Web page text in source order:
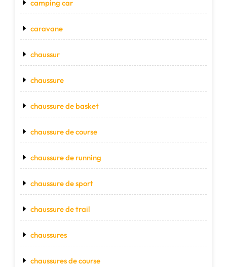
camping car
caravane
chaussur
chaussure
chaussure de basket
chaussure de course
chaussure de running
chaussure de sport
chaussure de trail
chaussures
chaussures de course